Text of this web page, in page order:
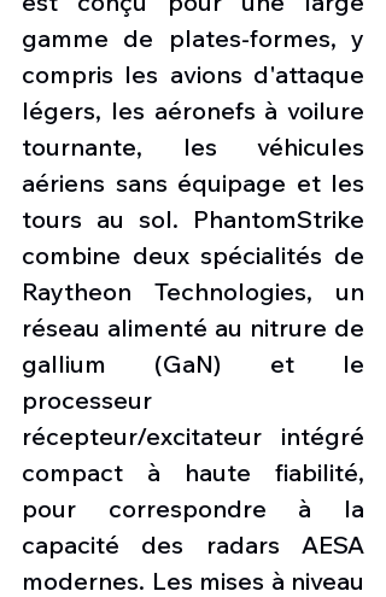
gamme de plates-formes, y
compris les avions d'attaque
légers, les aéronefs à voilure
tournante, les véhicules
aériens sans équipage et les
tours au sol. PhantomStrike
combine deux spécialités de
Raytheon Technologies, un
réseau alimenté au nitrure de
gallium (GaN) et le
processeur
récepteur/excitateur intégré
compact à haute fiabilité,
pour correspondre à la
capacité des radars AESA
modernes. Les mises à niveau